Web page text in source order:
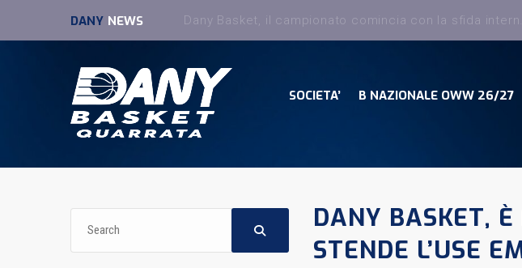
DANY NEWS
SOCIETA’ B NAZIONALE OWW 26/27
DANY BASKET,
STENDE L’USE